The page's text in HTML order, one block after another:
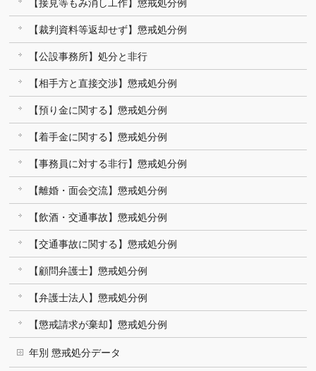
【接見等もみ消し工作】懲戒処分例
【裁判資料等返却せず】懲戒処分例
【公設事務所】処分と非行
【相手方と直接交渉】懲戒処分例
【預り金に関する】懲戒処分例
【着手金に関する】懲戒処分例
【事務員に対する非行】懲戒処分例
【離婚・面会交流】懲戒処分例
【飲酒・交通事故】懲戒処分例
【交通事故に関する】懲戒処分例
【顧問弁護士】懲戒処分例
【弁護士法人】懲戒処分例
【懲戒請求が棄却】懲戒処分例
年別 懲戒処分データ